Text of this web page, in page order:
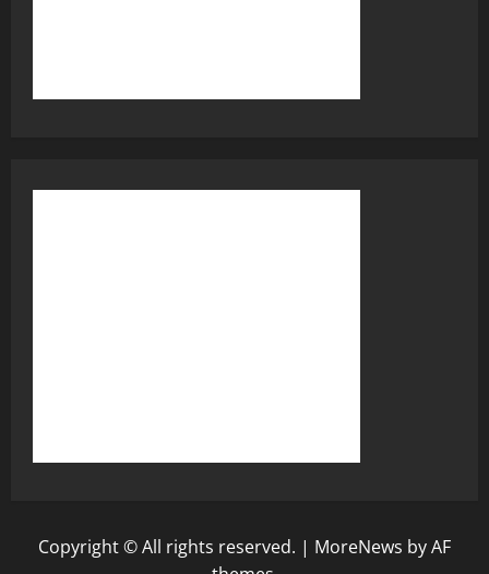
Copyright © All rights reserved. | MoreNews by AF